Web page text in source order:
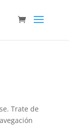
Trate de